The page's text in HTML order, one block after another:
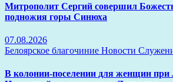
Митрополит Сергий совершил
подножия горы Синюха
07.08.2026
Белоярское благочиние Новости
В колонии-поселении для женщин